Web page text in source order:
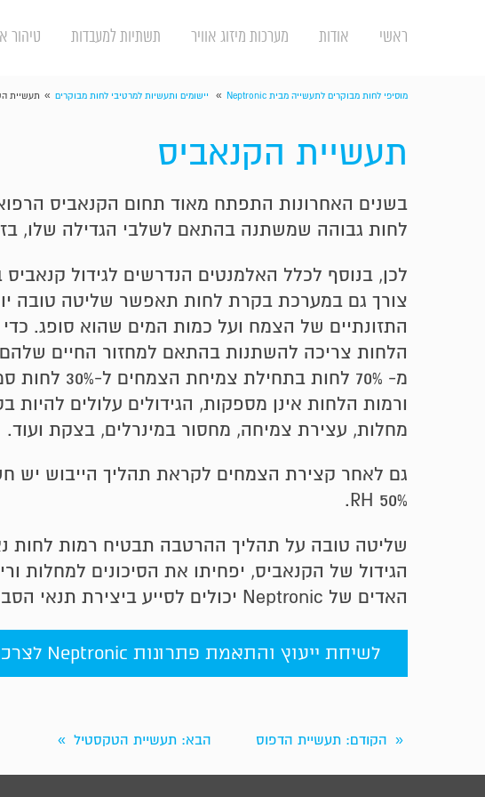
ראשי אודות מערכות מיזוג אוויר תשתיות למעבדות טיהור
מוסיפי לחות מבוקרים לתעשייה מבית Neptronic » יישומים ותעשיות למרטיבי לחות מבוקרים » תעשיית
תעשיית הקנאביס
בשנים האחרונות התפתח מאוד תחום הקנאביס
לחות גבוהה שמשתנה בהתאם לשלבי הגדילה שלו,
לכן, בנוסף לכלל האלמנטים הנדרשים לגידול
צורך גם במערכת בקרת לחות תאפשר שליטה טובה
התזונתיים של הצמח ועל כמות המים שהוא סופג.
הלחות צריכה להשתנות בהתאם למחזור החיים
מ- 70% לחות
ורמות הלחות אינן מספקות, הגידולים עלולים להיות
מחלות, עצירת צמיחה, מחסור במינרלים, בצקת ועוד.
גם לאחר קצירת הצמחים לקראת תהליך הייבוש יש
50% RH.
שליטה טובה על תהליך ההרטבה תבטיח רמות לחות
הגידול של הקנאביס, יפחיתו את הסיכונים למחלות
האדים של Neptronic יכולים לסייע ביצירת תנאי הסביבה האופטימליים לגידול וייבוש קנאביס.
לשיחת ייעוץ והתאמת פתרונות Neptronic לצרכים שלך >>>
« הקודם: תעשיית הדפוס הבא: תעשיית הטקסטיל »